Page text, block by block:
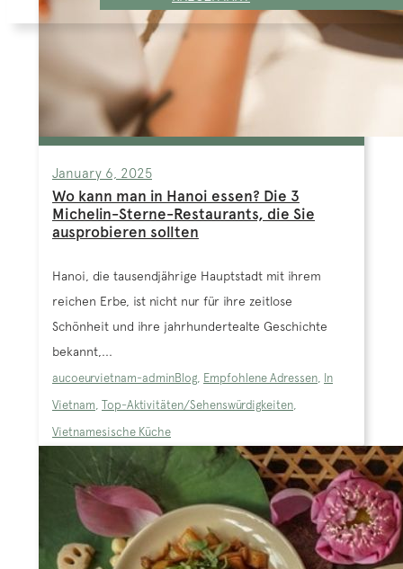
January 6, 2025
Wo kann man in Hanoi essen? Die 3
Michelin-Sterne-Restaurants, die Sie
ausprobieren sollten
Hanoi, die tausendjährige Hauptstadt mit ihrem
reichen Erbe, ist nicht nur für ihre zeitlose
Schönheit und ihre jahrhundertealte Geschichte
bekannt,...
aucoeurvietnam-adminBlog, Empfohlene Adressen, In
Vietnam, Top-Aktivitäten/Sehenswürdigkeiten,
Vietnamesische Küche